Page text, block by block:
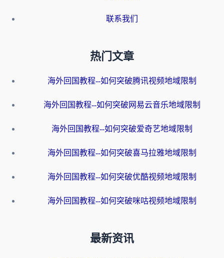
联系我们
热门文章
海外回国教程--如何突破腾讯视频地域限制
海外回国教程--如何突破网易云音乐地域限制
海外回国教程--如何突破爱奇艺地域限制
海外回国教程--如何突破喜马拉雅地域限制
海外回国教程--如何突破优酷视频地域限制
海外回国教程--如何突破咪咕视频地域限制
最新资讯